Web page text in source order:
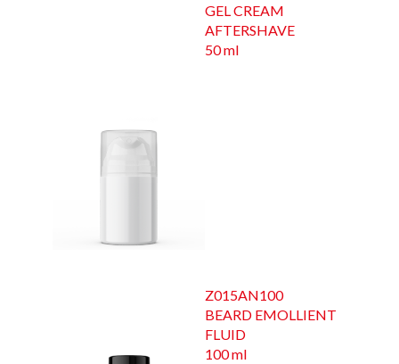
GEL CREAM
AFTERSHAVE
50 ml
Z015AN100
BEARD EMOLLIENT
FLUID
100 ml